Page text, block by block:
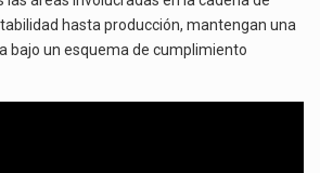
hasta producción, mantengan una
bajo un esquema de cumplimiento